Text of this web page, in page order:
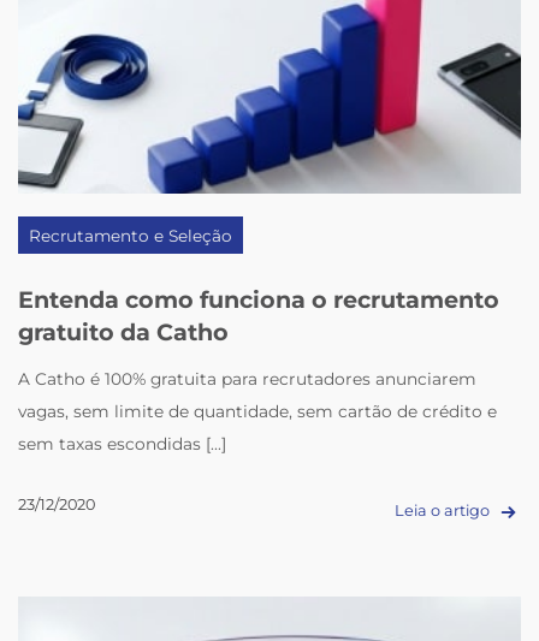
Recrutamento e Seleção
Entenda como funciona o recrutamento
gratuito da Catho
A Catho é 100% gratuita para recrutadores anunciarem
vagas, sem limite de quantidade, sem cartão de crédito e
sem taxas escondidas [...]
23/12/2020 Leia o artigo